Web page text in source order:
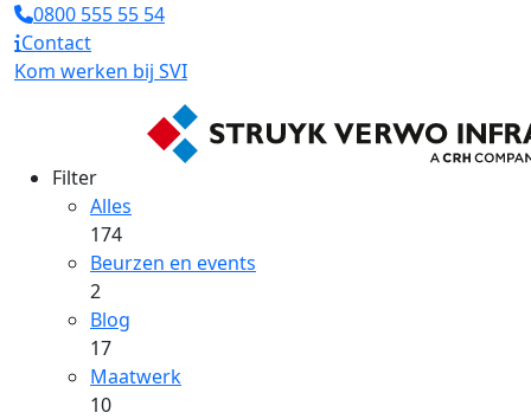
0800 555 55 54
Contact
Kom werken bij SVI
Filter
Alles
174
Beurzen en events
2
Blog
17
Maatwerk
10